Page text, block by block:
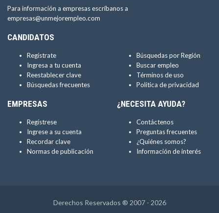
Para información a empresas escríbanos a
empresas@unmejorempleo.com
CANDIDATOS
Regístrate
Ingresa a tu cuenta
Reestablecer clave
Búsquedas frecuentes
Búsquedas por Región
Buscar empleo
Términos de uso
Política de privacidad
EMPRESAS
Regístrese
Ingrese a su cuenta
Recordar clave
Normas de publicación
¿NECESITA AYUDA?
Contáctenos
Preguntas frecuentes
¿Quiénes somos?
Información de interés
Derechos Reservados ® 2007 - 2026